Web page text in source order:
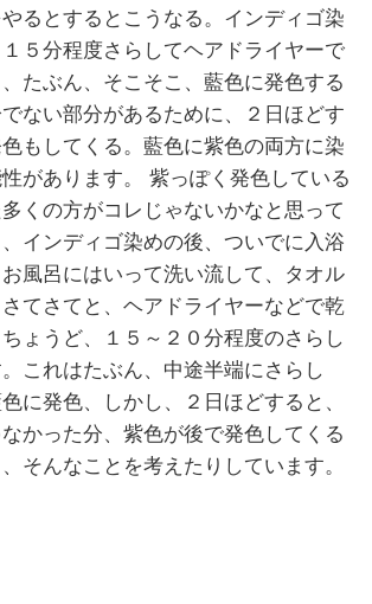
るとするとこうなる。インディゴ染
５分程度さらしてヘアドライヤーで
たぶん、そこそこ、藍色に発色する
ない部分があるために、２日ほどす
もしてくる。藍色に紫色の両方に染
があります。 紫っぽく発色している
くの方がコレじゃないかなと思って
インディゴ染めの後、ついでに入浴
風呂にはいって洗い流して、タオル
てさてと、ヘアドライヤーなどで乾
ょうど、１５～２０分程度のさらし
これはたぶん、中途半端にさらし
に発色、しかし、２日ほどすると、
かった分、紫色が後で発色してくる
そんなことを考えたりしています。